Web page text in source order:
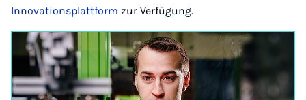
Innovationsplattform zur Verfügung.